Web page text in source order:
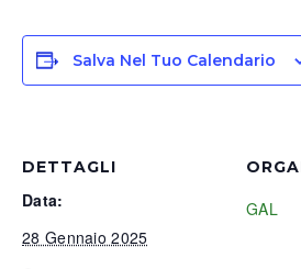
Salva Nel Tuo Calendario
DETTAGLI
Data:
28 Gennaio 2025
GAL